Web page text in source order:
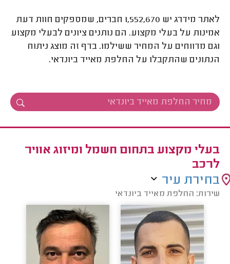
לאתר מידרג יש 1,552,670 חברים, שמספקים חוות דעת
אמינות על בעלי מקצוע. הם נותנים ציונים לבעלי מקצוע
וגם מדווחים על המחיר ששילמו. בדף זה מוצג ניתוח
הנתונים שהתקבלו על החלפת מאייד ביונדאי.
בעלי מקצוע בתחום חשמל ומיזוג אוויר
לרכב
בחירת עיר
שירות: החלפת מאייד ביונדאי